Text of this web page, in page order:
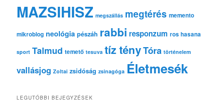
MAZSIHISZ megszállás megtérés memento
mikroblog neológia pészáh rabbi responzum ros hasana
sport Talmud temető tesuva tíz tényTóra történelem
vallásjog Zoltai zsidóság zsinagóga Életmesék
LEGUTÓBBI BEJEGYZÉSEK